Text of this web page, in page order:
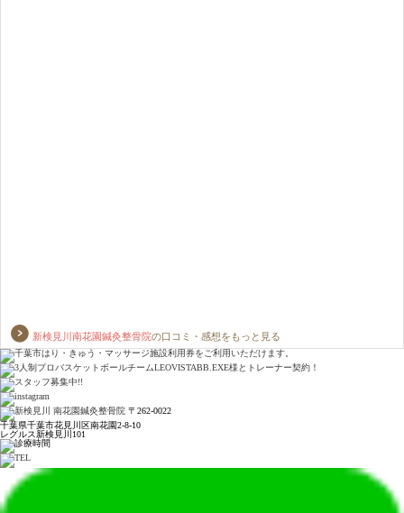
新検見川南花園鍼灸整骨院の口コミ・感想をもっと見る
〒262-0022
千葉県千葉市花見川区南花園2-8-10
レグルス新検見川101